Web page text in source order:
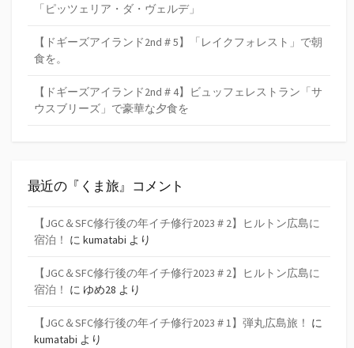
「ピッツェリア・ダ・ヴェルデ」
【ドギーズアイランド2nd＃5】「レイクフォレスト」で朝
食を。
【ドギーズアイランド2nd＃4】ビュッフェレストラン「サ
ウスブリーズ」で豪華な夕食を
最近の『くま旅』コメント
【JGC＆SFC修行後の年イチ修行2023＃2】ヒルトン広島に
宿泊！ に kumatabi より
【JGC＆SFC修行後の年イチ修行2023＃2】ヒルトン広島に
宿泊！ に ゆめ28 より
【JGC＆SFC修行後の年イチ修行2023＃1】弾丸広島旅！ に
kumatabi より